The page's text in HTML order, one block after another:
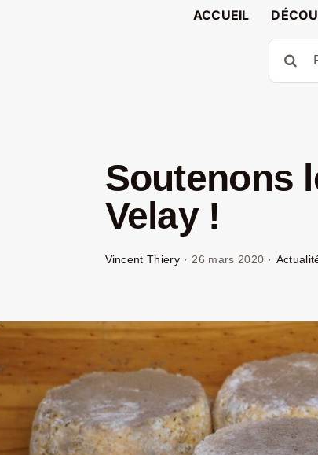
ACCUEIL
Soutenons
Velay !
Vincent Thiery · 26 mars 2020 ·